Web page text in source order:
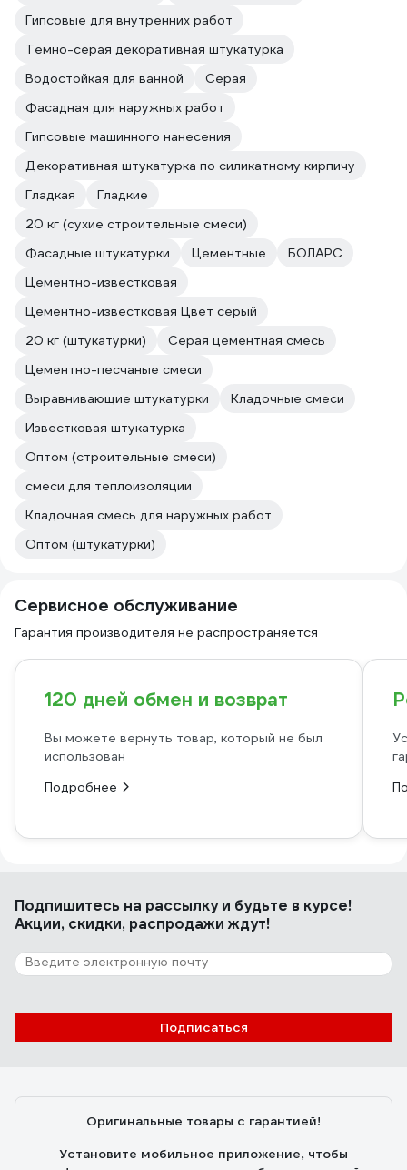
Гипсовые для внутренних работ
Темно-серая декоративная штукатурка
Водостойкая для ванной
Серая
Фасадная для наружных работ
Гипсовые машинного нанесения
Декоративная штукатурка по силикатному кирпичу
Гладкая
Гладкие
20 кг (сухие строительные смеси)
Фасадные штукатурки
Цементные
БОЛАРС
Цементно-известковая
Цементно-известковая Цвет серый
20 кг (штукатурки)
Серая цементная смесь
Цементно-песчаные смеси
Выравнивающие штукатурки
Кладочные смеси
Известковая штукатурка
Оптом (строительные смеси)
смеси для теплоизоляции
Кладочная смесь для наружных работ
Оптом (штукатурки)
Сервисное обслуживание
Гарантия производителя не распространяется
120 дней обмен и возврат
Вы можете вернуть товар, который не был
использован
Подробнее
Подпишитесь на рассылкуи будьте в курсе!
Акции, скидки, распродажи ждут!
Подписаться
Оригинальные товары с гарантией!
Установите мобильное приложение, чтобы